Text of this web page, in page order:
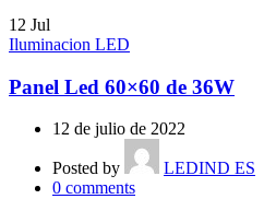
12 Jul
Iluminacion LED
Panel Led 60×60 de 36W
12 de julio de 2022
Posted by
LEDIND ES
0 comments